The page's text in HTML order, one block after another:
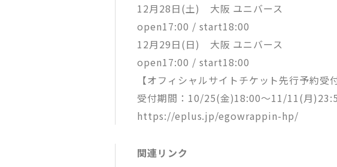
12月28日(土) 大阪 ユニバース
open17:00 / start18:00
12月29日(日) 大阪 ユニバース
open17:00 / start18:00
【オフィシャルサイトチケット先行予約受付
受付期間：10/25(金)18:00〜11/11(月
https://eplus.jp/egowrappin-hp/
関連リンク